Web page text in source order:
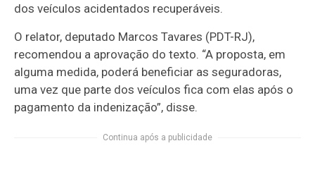
dos veículos acidentados recuperáveis.
O relator, deputado Marcos Tavares (PDT-RJ),
recomendou a aprovação do texto. “A proposta, em
alguma medida, poderá beneficiar as seguradoras,
uma vez que parte dos veículos fica com elas após o
pagamento da indenização”, disse.
Continua após a publicidade